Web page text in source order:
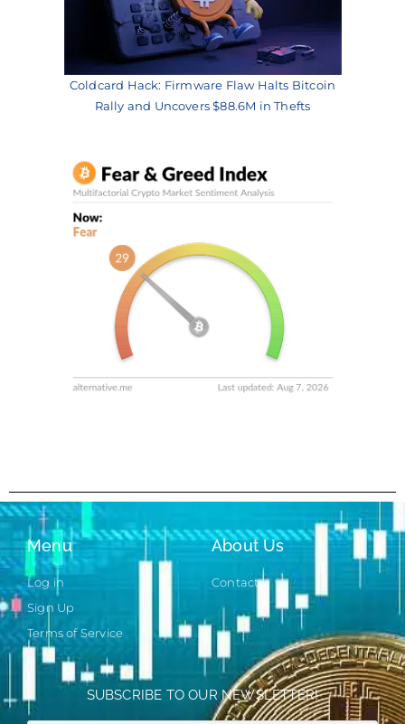
Coldcard Hack: Firmware Flaw Halts Bitcoin
Rally and Uncovers $88.6M in Thefts
Menu
Log in
Sign Up
Terms of Service
About Us
Contact
SUBSCRIBE TO OUR NEWSLETTER!